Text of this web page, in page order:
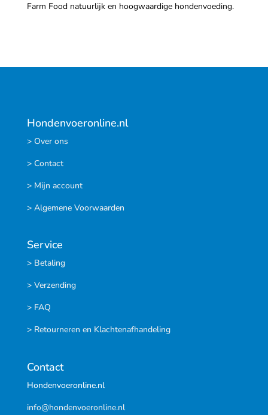
Farm Food natuurlijk en hoogwaardige hondenvoeding.
Hondenvoeronline.nl
> Over ons
> Contact
> Mijn account
> Algemene Voorwaarden
Service
> Betaling
> Verzending
> FAQ
> Retourneren en Klachtenafhandeling
Contact
Hondenvoeronline.nl
info@hondenvoeronline.nl